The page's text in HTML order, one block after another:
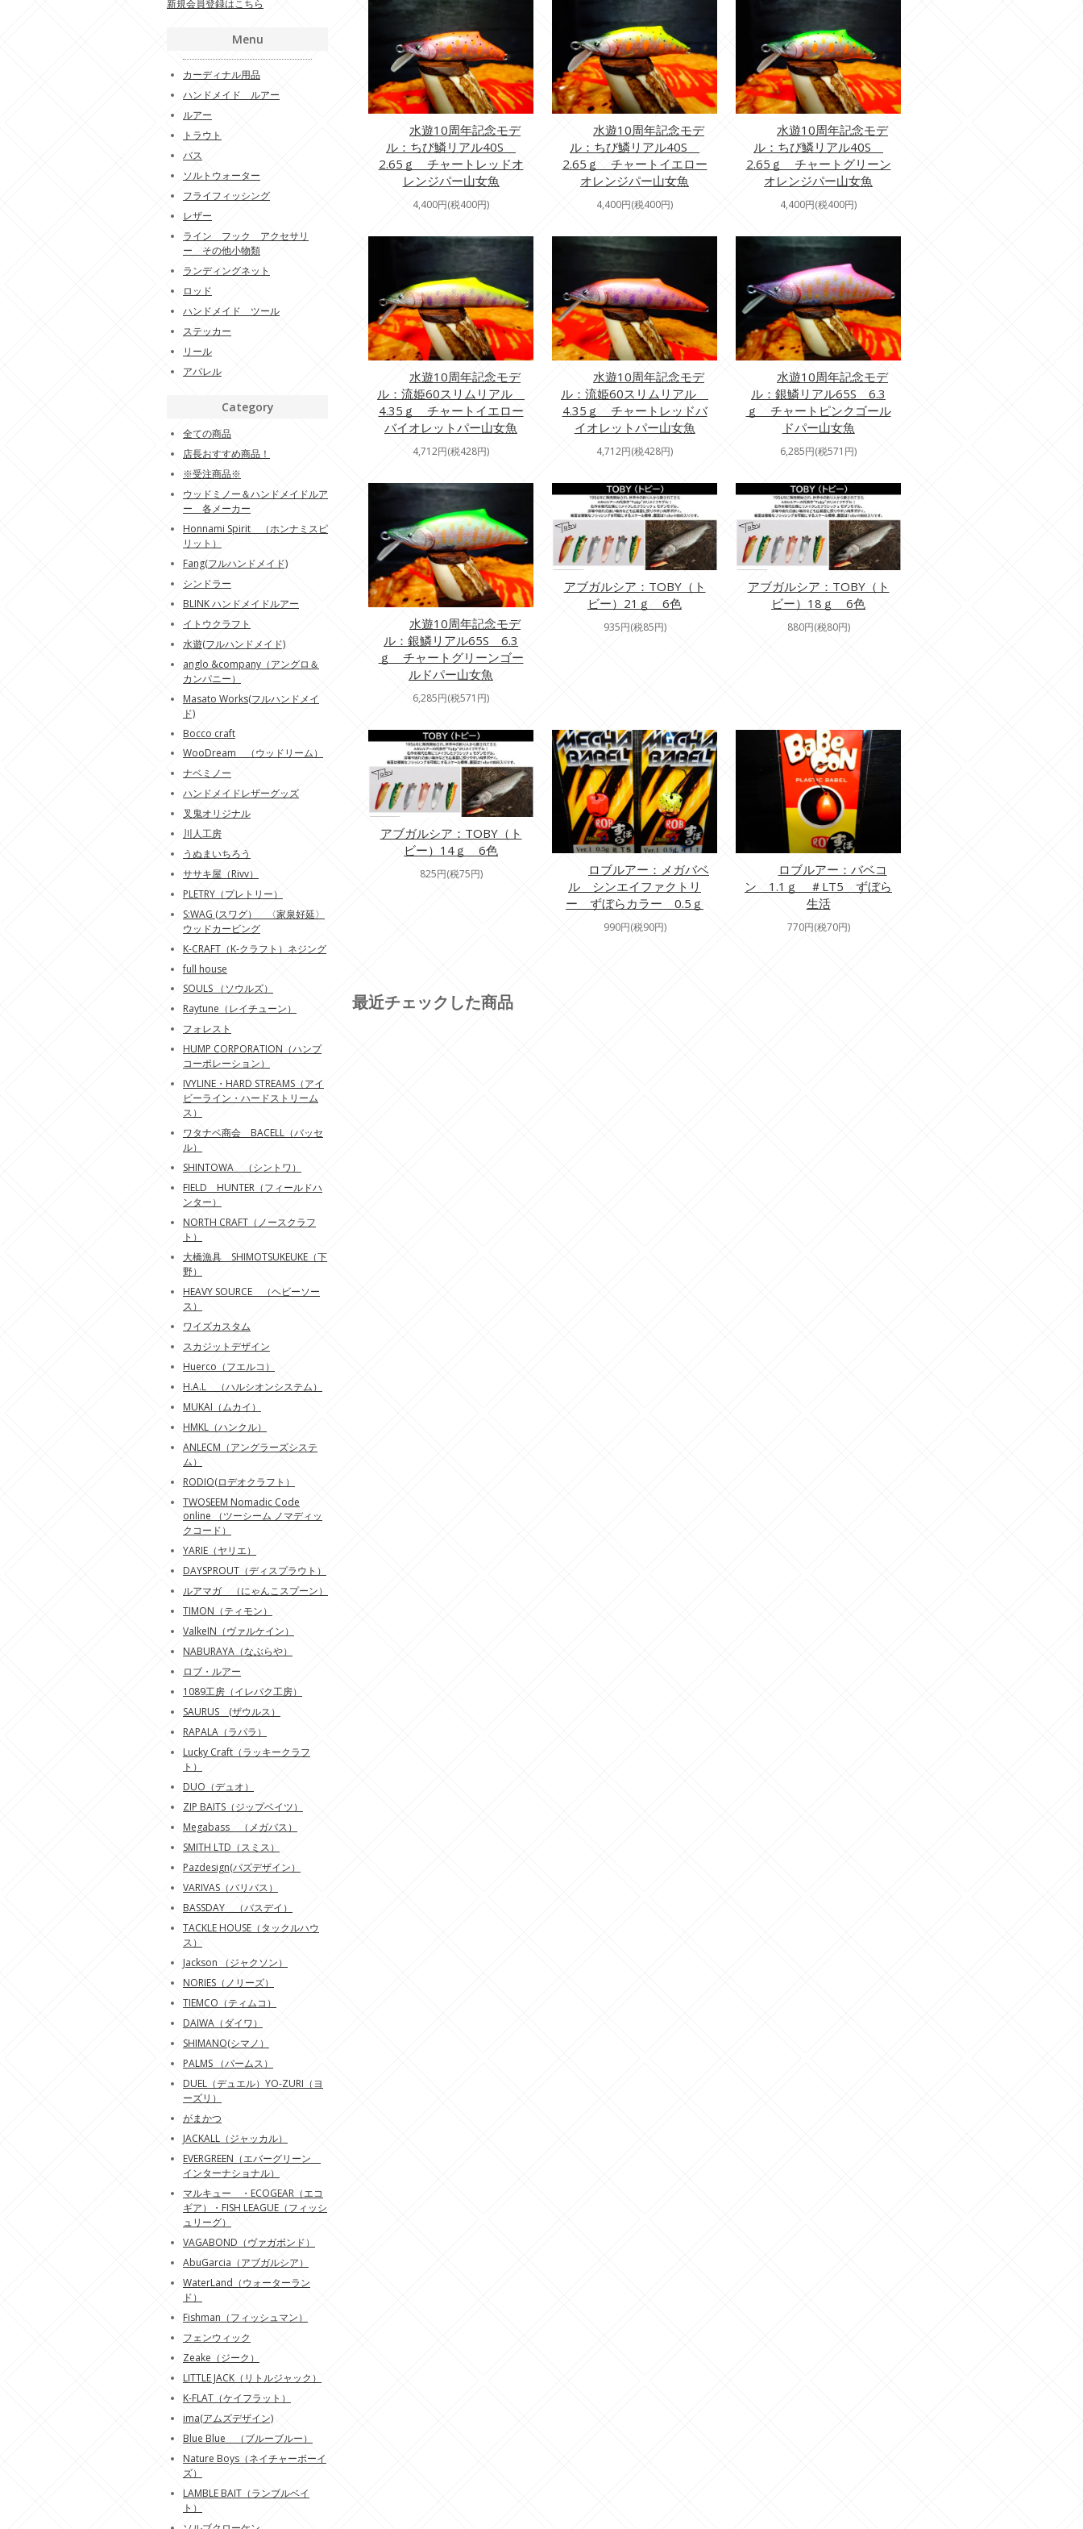
水遊10周年記念モデ
ル：ちび鱗リアル40S
2.65ｇ チャートレッドオ
レンジパー山女魚
4,400円(税400円)
水遊10周年記念モデ
ル：ちび鱗リアル40S
2.65ｇ チャートイエロー
オレンジパー山女魚
4,400円(税400円)
水遊10周年記念モデ
ル：ちび鱗リアル40S
2.65ｇ チャートグリーン
オレンジパー山女魚
4,400円(税400円)
水遊10周年記念モデ
ル：流姫60スリムリアル
4.35ｇ チャートイエロー
バイオレットパー山女魚
4,712円(税428円)
水遊10周年記念モデ
ル：流姫60スリムリアル
4.35ｇ チャートレッドバ
イオレットパー山女魚
4,712円(税428円)
水遊10周年記念モデ
ル：銀鱗リアル65S 6.3
ｇ チャートピンクゴール
ドパー山女魚
6,285円(税571円)
水遊10周年記念モデ
ル：銀鱗リアル65S 6.3
ｇ チャートグリーンゴー
ルドパー山女魚
6,285円(税571円)
アブガルシア：TOBY（ト
ビー）21ｇ 6色
935円(税85円)
アブガルシア：TOBY（ト
ビー）18ｇ 6色
880円(税80円)
アブガルシア：TOBY（ト
ビー）14ｇ 6色
825円(税75円)
ロブルアー：メガバベ
ル シンエイファクトリ
ー ずぼらカラー 0.5ｇ
990円(税90円)
ロブルアー：バベコ
ン 1.1ｇ ＃LT5 ずぼら
生活
770円(税70円)
最近チェックした商品
新規会員登録はこちら
Menu
カーディナル用品
ハンドメイド ルアー
ルアー
トラウト
バス
ソルトウォーター
フライフィッシング
レザー
ライン フック アクセサリ
ー その他小物類
ランディングネット
ロッド
ハンドメイド ツール
ステッカー
リール
アパレル
Category
全ての商品
店長おすすめ商品！
※受注商品※
ウッドミノー＆ハンドメイドルア
ー 各メーカー
Honnami Spirit （ホンナミスピ
リット）
Fang(フルハンドメイド)
シンドラー
BLINK ハンドメイドルアー
イトウクラフト
水遊(フルハンドメイド)
anglo &company（アングロ＆
カンパニー）
Masato Works(フルハンドメイ
ド)
Bocco craft
WooDream （ウッドリーム）
ナベミノー
ハンドメイドレザーグッズ
叉鬼オリジナル
川人工房
うぬまいちろう
ササキ屋（Rivv）
PLETRY（プレトリー）
S:WAG (スワグ） 〈家泉好延〉
ウッドカービング
K-CRAFT（K-クラフト）ネジング
full house
SOULS （ソウルズ）
Raytune（レイチューン）
フォレスト
HUMP CORPORATION（ハンプ
コーポレーション）
IVYLINE・HARD STREAMS（アイ
ビーライン・ハードストリーム
ス）
ワタナベ商会 BACELL（バッセ
ル）
SHINTOWA （シントワ）
FIELD HUNTER（フィールドハ
ンター）
NORTH CRAFT（ノースクラフ
ト）
大橋漁具 SHIMOTSUKEUKE（下
野）
HEAVY SOURCE （ヘビーソー
ス）
ワイズカスタム
スカジットデザイン
Huerco（フエルコ）
H.A.L （ハルシオンシステム）
MUKAI（ムカイ）
HMKL（ハンクル）
ANLECM（アングラーズシステ
ム）
RODIO(ロデオクラフト）
TWOSEEM Nomadic Code
online （ツーシーム ノマディッ
クコード）
YARIE（ヤリエ）
DAYSPROUT（ディスプラウト）
ルアマガ （にゃんこスプーン）
TIMON（ティモン）
ValkeIN（ヴァルケイン）
NABURAYA（なぶらや）
ロブ・ルアー
1089工房（イレパク工房）
SAURUS (ザウルス）
RAPALA（ラパラ）
Lucky Craft（ラッキークラフ
ト）
DUO（デュオ）
ZIP BAITS（ジップベイツ）
Megabass （メガバス）
SMITH LTD（スミス）
Pazdesign(パズデザイン）
VARIVAS（バリバス）
BASSDAY （バスデイ）
TACKLE HOUSE（タックルハウ
ス）
Jackson （ジャクソン）
NORIES（ノリーズ）
TIEMCO（ティムコ）
DAIWA（ダイワ）
SHIMANO(シマノ）
PALMS （パームス）
DUEL（デュエル）YO-ZURI（ヨ
ーズリ）
がまかつ
JACKALL（ジャッカル）
EVERGREEN（エバーグリーン
インターナショナル）
マルキュー ・ECOGEAR（エコ
ギア）・FISH LEAGUE（フィッシ
ュリーグ）
VAGABOND（ヴァガボンド）
AbuGarcia（アブガルシア）
WaterLand（ウォーターラン
ド）
Fishman（フィッシュマン）
フェンウィック
Zeake（ジーク）
LITTLE JACK（リトルジャック）
K-FLAT（ケイフラット）
ima(アムズデザイン)
Blue Blue （ブルーブルー）
Nature Boys（ネイチャーボーイ
ズ）
LAMBLE BAIT（ランブルベイ
ト）